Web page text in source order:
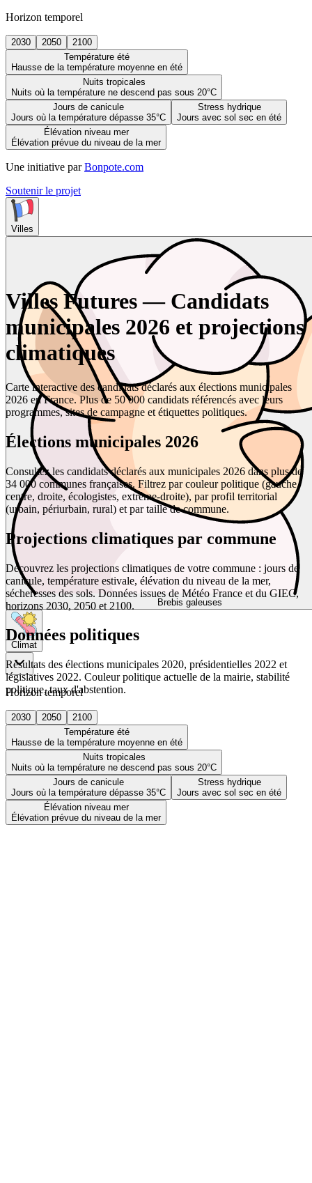
Horizon temporel
2030 2050
2100
Température été
Hausse de la température moyenne en été
Nuits tropicales
Nuits où la température ne descend pas sous 20°C
Jours de canicule
Jours où la température dépasse 35°C
Stress hydrique
Jours avec sol sec en été
Élévation niveau mer
Élévation prévue du niveau de la mer
Une initiative par Bonpote.com
Soutenir le projet
Villes
Brebis galeuses
Climat
Horizon temporel
2030 2050
2100
Température été
Hausse de la température moyenne en été
Nuits tropicales
Nuits où la température ne descend pas sous 20°C
Jours de canicule
Jours où la température dépasse 35°C
Stress hydrique
Jours avec sol sec en été
Élévation niveau mer
Élévation prévue du niveau de la mer
Villes Futures — Candidats
municipales 2026 et projections
climatiques
Carte interactive des candidats déclarés aux élections municipales
2026 en France. Plus de 50 000 candidats référencés avec leurs
programmes, sites de campagne et étiquettes politiques.
Élections municipales 2026
Consultez les candidats déclarés aux municipales 2026 dans plus de
34 000 communes françaises. Filtrez par couleur politique (gauche,
centre, droite, écologistes, extrême-droite), par profil territorial
(urbain, périurbain, rural) et par taille de commune.
Projections climatiques par commune
Découvrez les projections climatiques de votre commune : jours de
canicule, température estivale, élévation du niveau de la mer,
sécheresses des sols. Données issues de Météo France et du GIEC,
horizons 2030, 2050 et 2100.
Données politiques
Résultats des élections municipales 2020, présidentielles 2022 et
législatives 2022. Couleur politique actuelle de la mairie, stabilité
politique, taux d'abstention.